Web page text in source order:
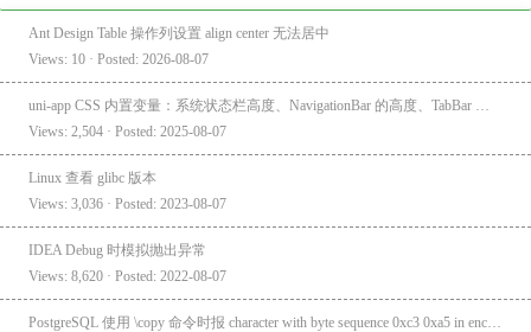
Ant Design Table 操作列设置 align center 无法居中
Views: 10 · Posted: 2026-08-07
Views: 2,504 · Posted: 2025-08-07
Linux 查看 glibc 版本
Views: 3,036 · Posted: 2023-08-07
IDEA Debug 时模拟抛出异常
Views: 8,620 · Posted: 2022-08-07